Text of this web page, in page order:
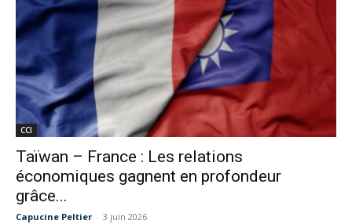
CCI
Taïwan – France : Les relations
économiques gagnent en profondeur
grâce...
Capucine Peltier - 3 juin 2026